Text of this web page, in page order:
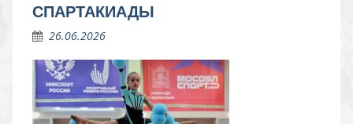
СПАРТАКИАДЫ
26.06.2026